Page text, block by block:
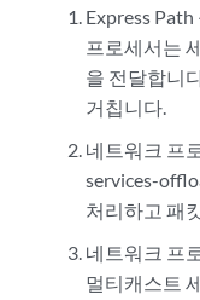
Express
프로세서는
을 전달합니
거칩니다.
네트워크 프
services-
처리하고 패
네트워크 프
멀티캐스트